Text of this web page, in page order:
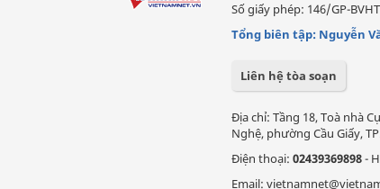
Số giấy phép: 146/GP-
Tổng biên tập: Nguyễn
Liên hệ tòa soạn
Địa chỉ: Tầng 18, Toà nhà
Nghệ, phường Cầu Giấy,
Điện thoại: 02439369898-
Email: